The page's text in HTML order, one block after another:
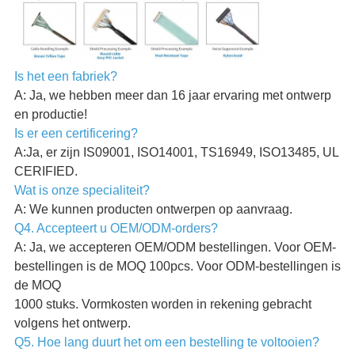
Is het een fabriek?
A: Ja, we hebben meer dan 16 jaar ervaring met ontwerp
en productie!
Is er een certificering?
A:Ja, er zijn IS09001, ISO14001, TS16949, ISO13485, UL
CERIFIED.
Wat is onze specialiteit?
A: We kunnen producten ontwerpen op aanvraag.
Q4. Accepteert u OEM/ODM-orders?
A: Ja, we accepteren OEM/ODM bestellingen. Voor OEM-
bestellingen is de MOQ 100pcs. Voor ODM-bestellingen is
de MOQ
1000 stuks. Vormkosten worden in rekening gebracht
volgens het ontwerp.
Q5. Hoe lang duurt het om een bestelling te voltooien?